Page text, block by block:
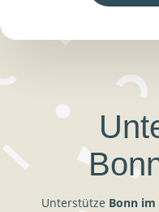
Unterstütze Bonn im